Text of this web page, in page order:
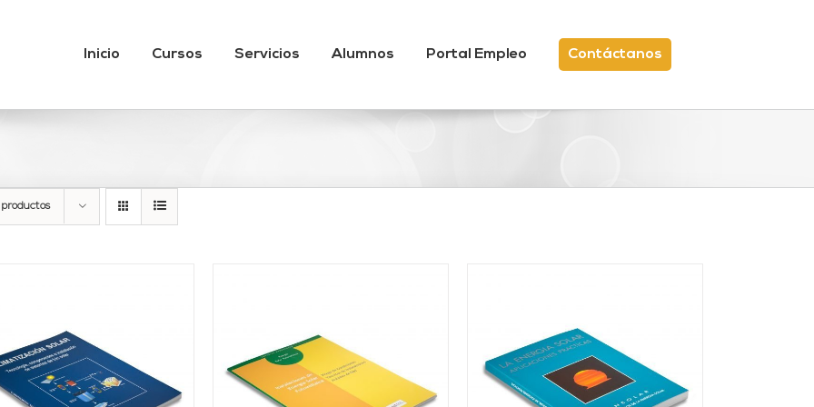
Inicio Cursos Servicios Alumnos Portal Empleo Contáctanos
AÑADIR AL CARRITO
DETALLES
AÑADIR AL CARRITO
DETALLES